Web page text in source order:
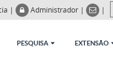
| Administrador | |
PESQUISA EXTENSÃO